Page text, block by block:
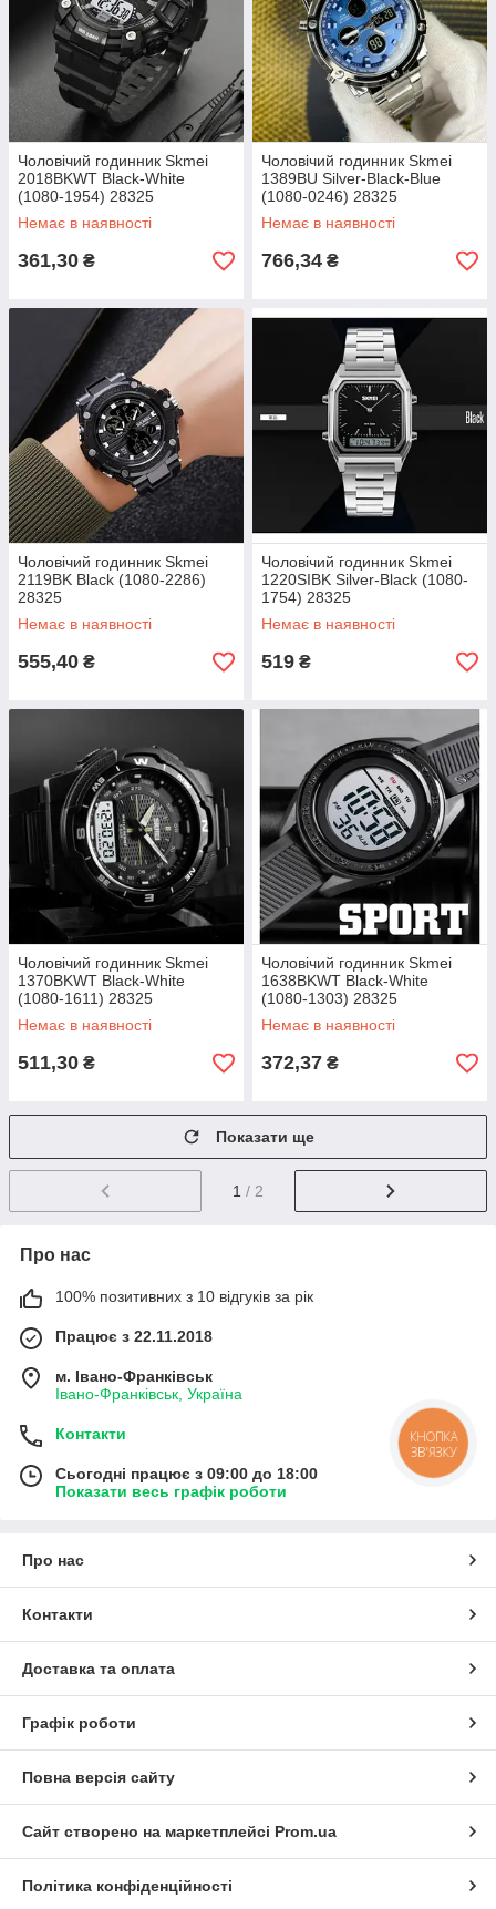
Чоловічий годинник Skmei
2018BKWT Black-White
(1080-1954) 28325
Немає в наявності
361,30 ₴
Чоловічий годинник Skmei
1389BU Silver-Black-Blue
(1080-0246) 28325
Немає в наявності
766,34 ₴
Чоловічий годинник Skmei
2119BK Black (1080-2286)
28325
Немає в наявності
555,40 ₴
Чоловічий годинник Skmei
1220SIBK Silver-Black (1080-
1754) 28325
Немає в наявності
519 ₴
Чоловічий годинник Skmei
1370BKWT Black-White
(1080-1611) 28325
Немає в наявності
511,30 ₴
Чоловічий годинник Skmei
1638BKWT Black-White
(1080-1303) 28325
Немає в наявності
372,37 ₴
Показати ще
1 / 2
Про нас
100% позитивних з 10 відгуків за рік
Працює з 22.11.2018
м. Івано-Франківськ
Івано-Франківськ, Україна
Контакти
Сьогодні працює з 09:00 до 18:00
Показати весь графік роботи
Про нас
Контакти
Доставка та оплата
Графік роботи
Повна версія сайту
Сайт створено на маркетплейсі Prom.ua
Політика конфіденційності
КНОПКА
ЗВ'ЯЗКУ